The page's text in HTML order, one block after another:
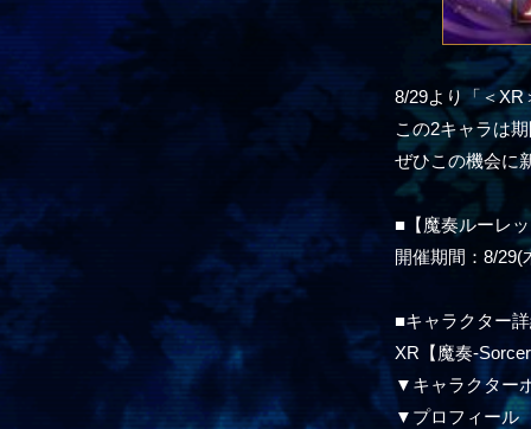
8/29より「＜XR
この2キャラは
ぜひこの機会に
■【魔奏ルーレ
開催期間：8/29(
■キャラクター
XR【魔奏-
▼キャラクター
▼プロフィール